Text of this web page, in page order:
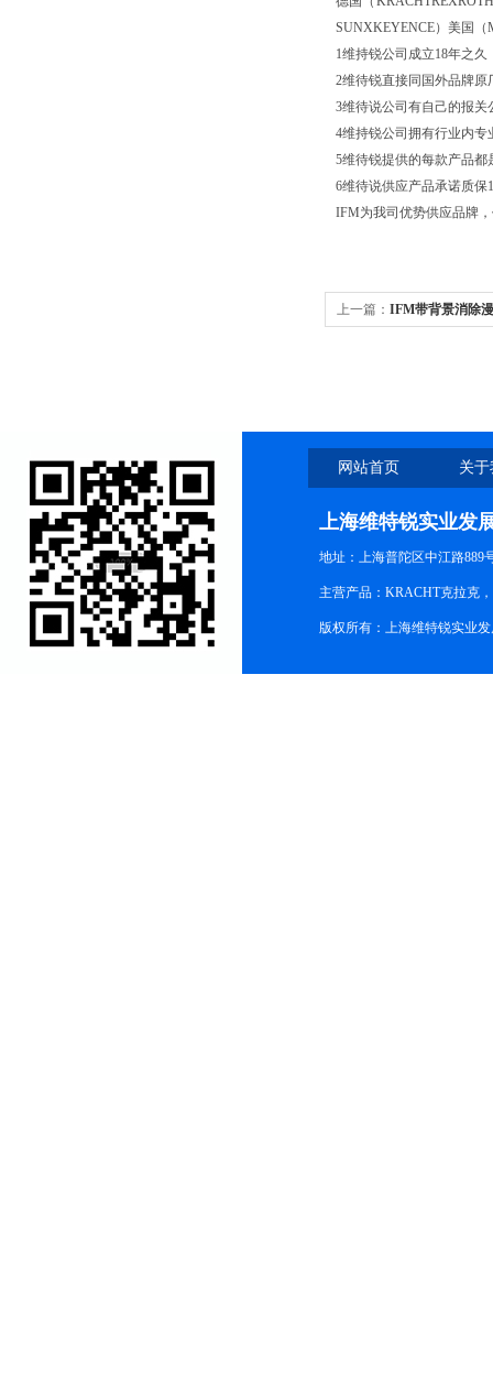
SUNXKEYENCE）美国
1维持锐公司成立18年之
2维待锐直接同国外品牌
3维待说公司有自己的报
4维持锐公司拥有行业内
5维待锐提供的每款产品
6维待说供应产品承诺质
IFM为我司优势供应品牌
上一篇： IFM带背景消除
网站首页 关
上海维特锐实业发
地址：上海普陀区中江路889
主营产品：KRACHT克拉克
版权所有：上海维特锐实业